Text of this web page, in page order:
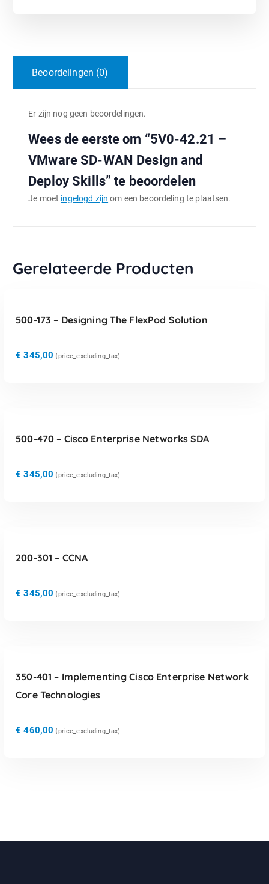
Beoordelingen (0)
Er zijn nog geen beoordelingen.
Wees de eerste om “5V0-42.21 –
VMware SD-WAN Design and
Deploy Skills” te beoordelen
Je moet ingelogd zijn om een beoordeling te plaatsen.
Gerelateerde Producten
500-173 – Designing The FlexPod Solution
€ 345,00 {price_excluding_tax)
500-470 – Cisco Enterprise Networks SDA
€ 345,00 {price_excluding_tax)
200-301 – CCNA
€ 345,00 {price_excluding_tax)
350-401 – Implementing Cisco Enterprise Network
Core Technologies
€ 460,00 {price_excluding_tax)